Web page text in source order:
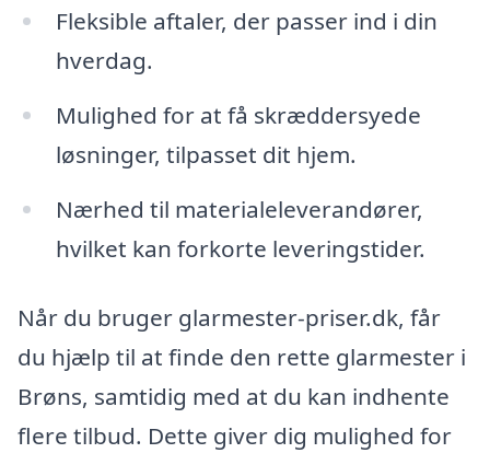
Fleksible aftaler, der passer ind i din
hverdag.
Mulighed for at få skræddersyede
løsninger, tilpasset dit hjem.
Nærhed til materialeleverandører,
hvilket kan forkorte leveringstider.
Når du bruger glarmester-priser.dk, får
du hjælp til at finde den rette glarmester i
Brøns, samtidig med at du kan indhente
flere tilbud. Dette giver dig mulighed for